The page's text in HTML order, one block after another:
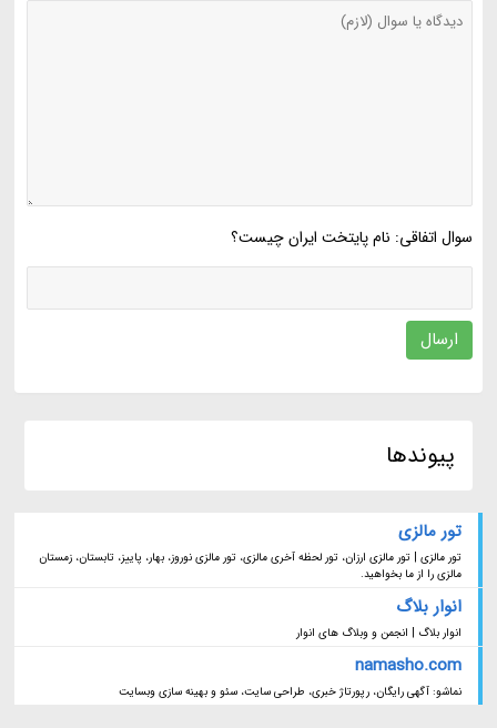
سوال اتفاقی: نام پایتخت ایران چیست؟
ارسال
پیوندها
تور مالزی
تور مالزی | تور مالزی ارزان، تور لحظه آخری مالزی، تور مالزی نوروز، بهار، پاییز، تابستان، زمستان
مالزی را از ما بخواهید.
انوار بلاگ
انوار بلاگ | انجمن و وبلاگ های انوار
namasho.com
نماشو: آگهی رایگان، رپورتاژ خبری، طراحی سایت، سئو و بهینه سازی وبسایت